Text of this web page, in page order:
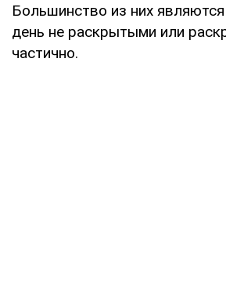
Большинство из них
день не раскрытыми или
частично.